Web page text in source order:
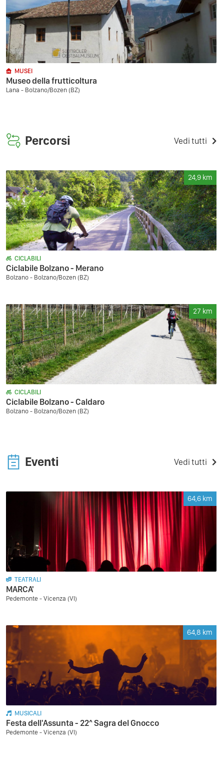
MUSEI
Museo della frutticoltura
Lana - Bolzano/Bozen (BZ)
Percorsi Vedi tutti
24,9 km
CICLABILI
Ciclabile Bolzano - Merano
Bolzano - Bolzano/Bozen (BZ)
27 km
CICLABILI
Ciclabile Bolzano - Caldaro
Bolzano - Bolzano/Bozen (BZ)
Eventi Vedi tutti
64,6 km
TEATRALI
MARCA'
Pedemonte - Vicenza (VI)
64,8 km
MUSICALI
Festa dell'Assunta - 22^ Sagra del Gnocco
Pedemonte - Vicenza (VI)